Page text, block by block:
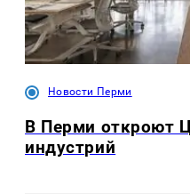
Новости Перми
В Перми откроют
индустрий